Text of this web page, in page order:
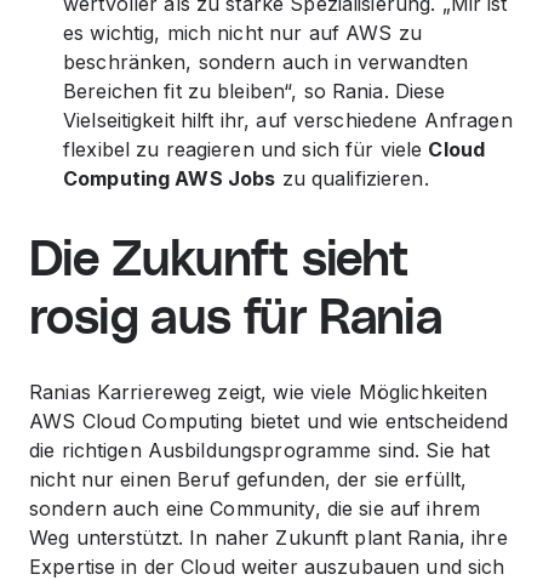
es wichtig, mich nicht nur auf AWS zu
beschränken, sondern auch in verwandten
Bereichen fit zu bleiben“, so Rania. Diese
Vielseitigkeit hilft ihr, auf verschiedene Anfragen
flexibel zu reagieren und sich für viele Cloud
Computing AWS Jobs zu qualifizieren.
Die Zukunft sieht
rosig aus für Rania
Ranias Karriereweg zeigt, wie viele Möglichkeiten
AWS Cloud Computing bietet und wie entscheidend
die richtigen Ausbildungsprogramme sind. Sie hat
nicht nur einen Beruf gefunden, der sie erfüllt,
sondern auch eine Community, die sie auf ihrem
Weg unterstützt. In naher Zukunft plant Rania, ihre
Expertise in der Cloud weiter auszubauen und sich